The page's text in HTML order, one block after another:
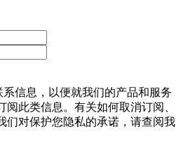
信息，以便就我们的产品和服务
此类信息。有关如何取消订阅、
们对保护您隐私的承诺，请查阅我